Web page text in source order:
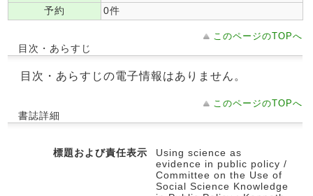
予約
0件
このページのTOPへ
目次・あらすじ
目次・あらすじの電子情報はありません。
このページのTOPへ
書誌詳細
標題および責任表示
Using science as
evidence in public policy /
Committee on the Use of
Social Science Knowledge